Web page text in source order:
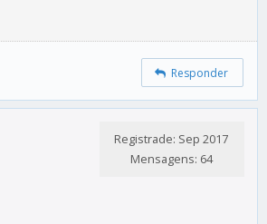
Responder
Registrade: Sep 2017
Mensagens: 64